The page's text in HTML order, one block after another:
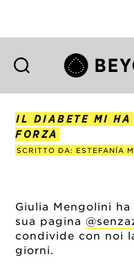
IL DIABETE MI HA
FORZA
SCRITTO DA: ESTEFANÍA
Giulia Mengolini
sua pagina
condivide con noi
giorni.